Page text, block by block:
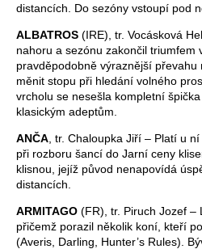
distancích. Do sezóny vstoupí pod
ALBATROS (IRE), tr. Vocásková
nahoru a sezónu zakončil triumfem
pravděpodobně výraznější převahu
měnit stopu při hledání volného
vrcholu se nesešla kompletní
klasickým adeptům.
ANČA , tr. Chaloupka Jiří – Platí u
při rozboru šancí do Jarní ceny
klisnou, jejíž původ nenapovídá
distancích.
ARMITAGO (FR), tr. Piruch Jozef –
přičemž porazil několik koní, kteří
(Averis, Darling, Hunter’s Rules).